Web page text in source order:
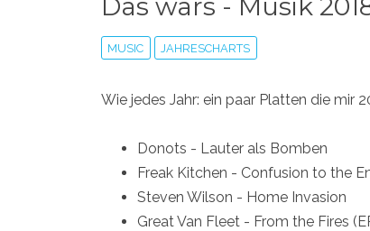
MUSIC JAHRESCHARTS
Wie jedes Jahr: ein paar Platten die mir
Donots - Lauter als Bomben
Freak Kitchen - Confusion to the
Steven Wilson - Home Invasion
Great Van Fleet - From the Fires